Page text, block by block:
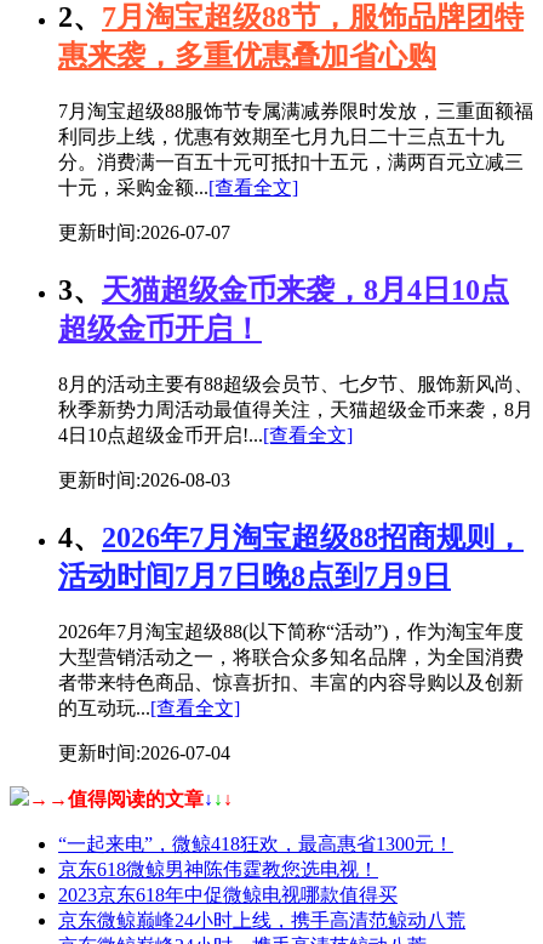
2、 7月淘宝超级88节，服饰品牌团特
惠来袭，多重优惠叠加省心购
7月淘宝超级88服饰节专属满减券限时发放，三重面额福
利同步上线，优惠有效期至七月九日二十三点五十九
分。消费满一百五十元可抵扣十五元，满两百元立减三
十元，采购金额...[查看全文]
更新时间:2026-07-07
3、 天猫超级金币来袭，8月4日10点
超级金币开启！
8月的活动主要有88超级会员节、七夕节、服饰新风尚、
秋季新势力周活动最值得关注，天猫超级金币来袭，8月
4日10点超级金币开启!...[查看全文]
更新时间:2026-08-03
4、 2026年7月淘宝超级88招商规则，
活动时间7月7日晚8点到7月9日
2026年7月淘宝超级88(以下简称“活动”)，作为淘宝年度
大型营销活动之一，将联合众多知名品牌，为全国消费
者带来特色商品、惊喜折扣、丰富的内容导购以及创新
的互动玩...[查看全文]
更新时间:2026-07-04
→→值得阅读的文章↓ ↓ ↓
“一起来电”，微鲸418狂欢，最高惠省1300元！
京东618微鲸男神陈伟霆教您选电视！
2023京东618年中促微鲸电视哪款值得买
京东微鲸巅峰24小时上线，携手高清范鲸动八荒